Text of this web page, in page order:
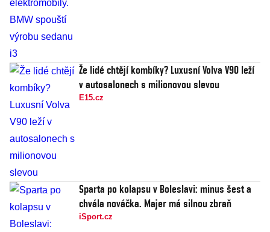
Že lidé chtějí kombíky? Luxusní Volva V90 leží
v autosalonech s milionovou slevou
E15.cz
Sparta po kolapsu v Boleslavi: minus šest a
chvála nováčka. Majer má silnou zbraň
iSport.cz